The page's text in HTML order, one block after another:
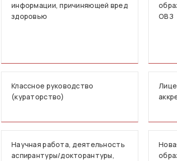
информации, причиняющей вред
здоровью
ОВЗ
Классное руководство
(кураторство)
Научная работа, деятельность
аспирантуры/докторантуры,